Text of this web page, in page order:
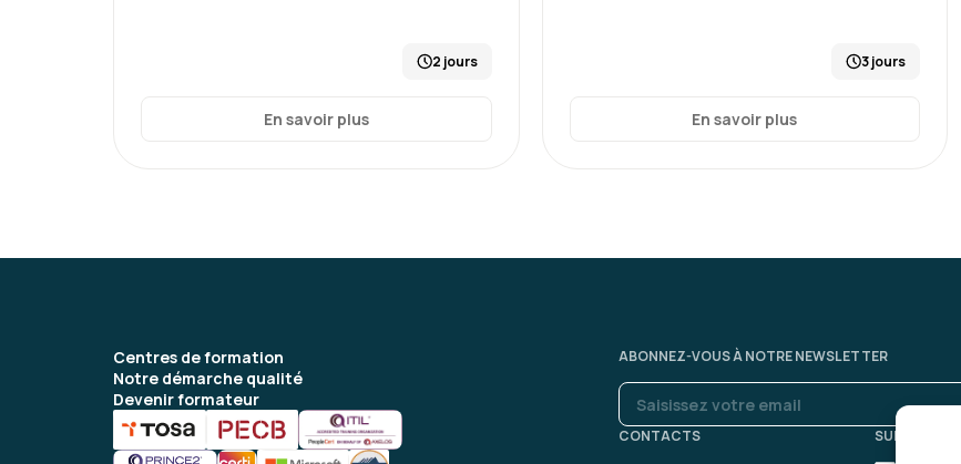
2 jours
En savoir plus
3 jours
En savoir plus
Centres de formation
Notre démarche qualité
Devenir formateur
ABONNEZ-VOUS À NOTRE NEWSLETTER
CONTACTS SUIVEZ-NOUS